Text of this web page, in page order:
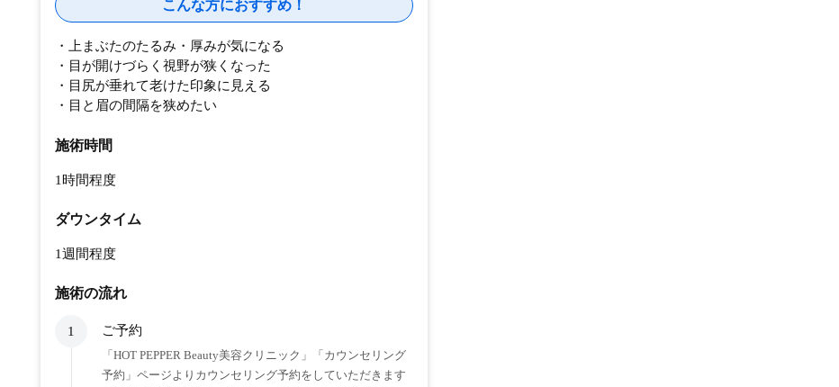
こんな方におすすめ！
・上まぶたのたるみ・厚みが気になる
・目が開けづらく視野が狭くなった
・目尻が垂れて老けた印象に見える
・目と眉の間隔を狭めたい
施術時間
1時間程度
ダウンタイム
1週間程度
施術の流れ
1 ご予約
「HOT PEPPER Beauty美容クリニック」「カウンセリング
予約」ページよりカウンセリング予約をしていただきます